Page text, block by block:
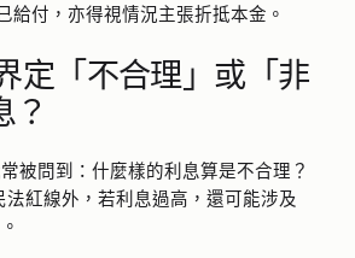
給付，亦得視情況主張折抵本金。
定「不合理」或「非
？
被問到：什麼樣的利息算是不合理？
法紅線外，若利息過高，還可能涉及